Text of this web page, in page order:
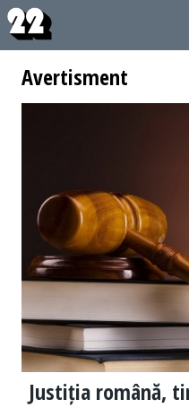
Avertisment
Justiția română,